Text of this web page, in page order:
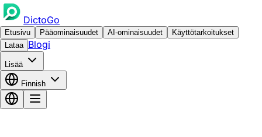
DictoGo
Etusivu Pääominaisuudet AI-ominaisuudet
Käyttötarkoitukset
Lataa Blogi
Lisää
Finnish